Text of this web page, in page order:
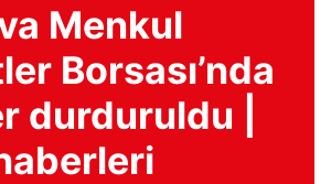
Menkul
Borsası’nda
durduruldu |